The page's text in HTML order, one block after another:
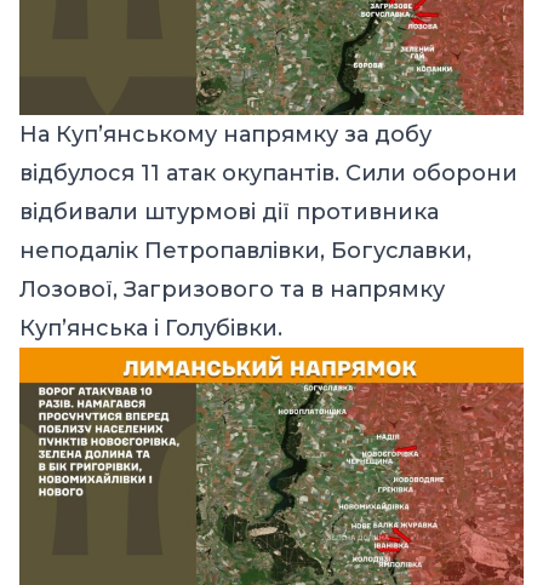
На Куп’янському напрямку за добу
відбулося 11 атак окупантів. Сили оборони
відбивали штурмові дії противника
неподалік Петропавлівки, Богуславки,
Лозової, Загризового та в напрямку
Куп’янська і Голубівки.